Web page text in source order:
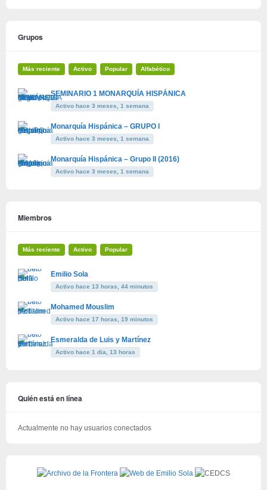
Grupos
Más reciente Activo Popular Alfabético
SEMINARIO 1 MONARQUÍA HISPÁNICA
Activo hace 3 meses, 1 semana
Monarquía Hispánica – GRUPO I
Activo hace 3 meses, 1 semana
Monarquía Hispánica – Grupo II (2016)
Activo hace 3 meses, 1 semana
Miembros
Más reciente Activo Popular
Emilio Sola
Activo hace 13 horas, 44 minutos
Mohamed Mouslim
Activo hace 17 horas, 19 minutos
Esmeralda de Luis y Martínez
Activo hace 1 dia, 13 horas
Quién está en línea
Actualmente no hay usuarios conectados